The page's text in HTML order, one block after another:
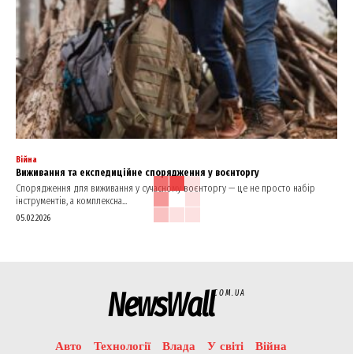
Війна
Виживання та експедиційне спорядження у воєнторгу
Спорядження для виживання у сучасному воєнторгу — це не просто набір
інструментів, а комплексна...
05.02.2026
NewsWallCOM.UA
Авто Технології Влада У світі
Війна